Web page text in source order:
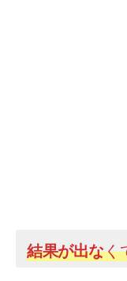
結果が出なく